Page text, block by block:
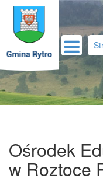
Ośrodek
w Roztoce